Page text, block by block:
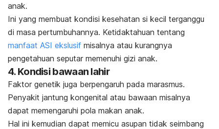
anak.
Ini yang membuat kondisi kesehatan si kecil terganggu
di masa pertumbuhannya. Ketidaktahuan tentang
manfaat ASI ekslusif misalnya atau kurangnya
pengetahuan seputar memenuhi gizi anak.
4. Kondisi bawaan lahir
Faktor genetik juga berpengaruh pada marasmus.
Penyakit jantung kongenital atau bawaan misalnya
dapat memengaruhi pola makan anak.
Hal ini kemudian dapat memicu asupan tidak seimbang